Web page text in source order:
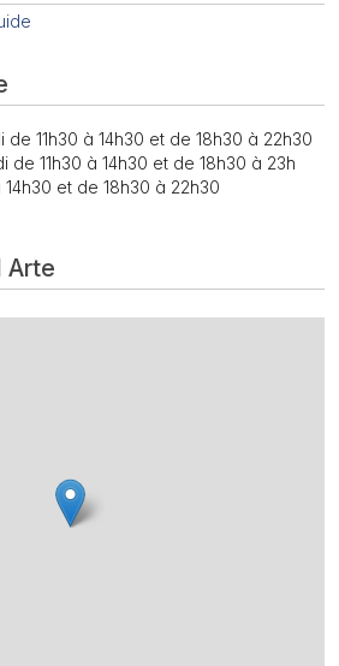
11h30 à 14h30 et de 18h30 à 22h30
11h30 à 14h30 et de 18h30 à 23h
et de 18h30 à 22h30
Arte